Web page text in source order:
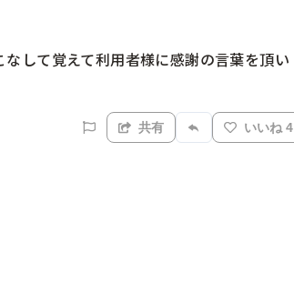
して覚えて利用者様に感謝の言葉を頂い
共有 いいね 4